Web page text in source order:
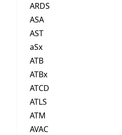
ARDS
ASA
AST
aSx
ATB
ATBx
ATCD
ATLS
ATM
AVAC